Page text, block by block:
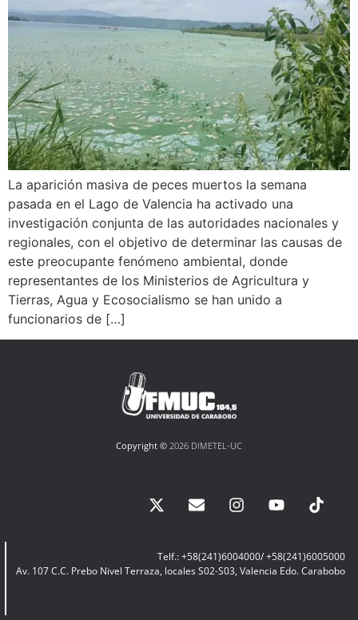
La aparición masiva de peces muertos la semana
pasada en el Lago de Valencia ha activado una
investigación conjunta de las autoridades nacionales y
regionales, con el objetivo de determinar las causas de
este preocupante fenómeno ambiental, donde
representantes de los Ministerios de Agricultura y
Tierras, Agua y Ecosocialismo se han unido a
funcionarios de […]
Copyright © 2026 DIMETEL-UC
Telf.: +58(241)6004000/ +58(241)6005000
Av. 107 C.C. Prebo Nivel Terraza, locales S02-S03, Valencia Edo. Carabobo